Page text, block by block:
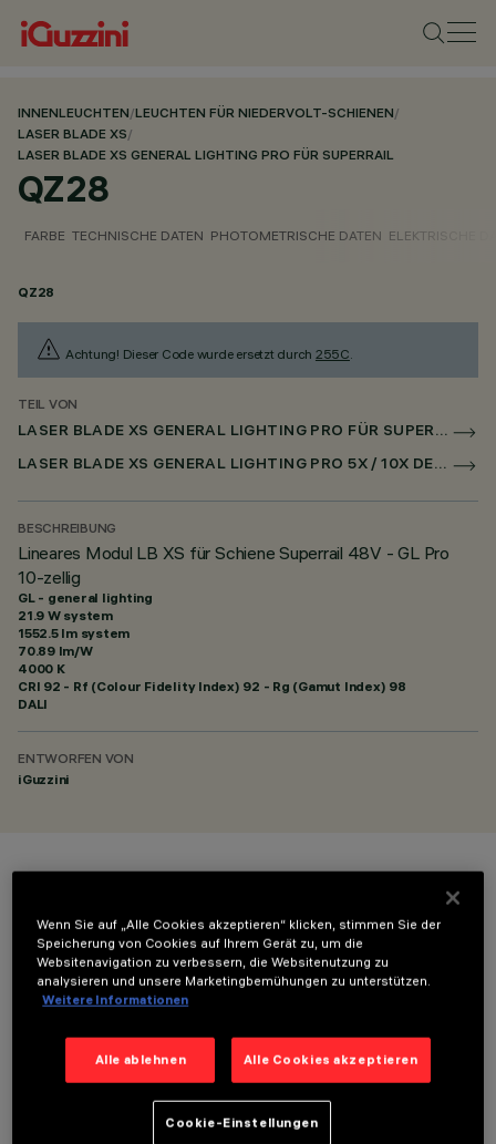
INNENLEUCHTEN/LEUCHTEN FÜR NIEDERVOLT-SCHIENEN/
LASER BLADE XS/
LASER BLADE XS GENERAL LIGHTING PRO FÜR SUPERRAIL
QZ28
FARBE TECHNISCHE DATEN PHOTOMETRISCHE DATEN ELEKTRISCHE
QZ28
Achtung! Dieser Code wurde ersetzt durch 255C.
TEIL VON
LASER BLADE XS GENERAL LIGHTING PRO FÜR SUPERRAIL
LASER BLADE XS GENERAL LIGHTING PRO 5X / 10X DECKEN FÜR SUPERRAIL DALI POWERLINE
BESCHREIBUNG
Lineares Modul LB XS für Schiene Superrail 48V - GL Pro
10-zellig
GL - general lighting
21.9 W system
1552.5 lm system
70.89 lm/W
4000 K
CRI 92 - Rf (Colour Fidelity Index) 92 - Rg (Gamut Index) 98
DALI
ENTWORFEN VON
iGuzzini
TECHNISCHE DATEN
LETZTES UPDATE: 03.08.2026
Wenn Sie auf „Alle Cookies akzeptieren“ klicken, stimmen Sie der
Speicherung von Cookies auf Ihrem Gerät zu, um die
Websitenavigation zu verbessern, die Websitenutzung zu
analysieren und unsere Marketingbemühungen zu unterstützen.
Weitere Informationen
Alle ablehnen Alle Cookies akzeptieren
Cookie-Einstellungen